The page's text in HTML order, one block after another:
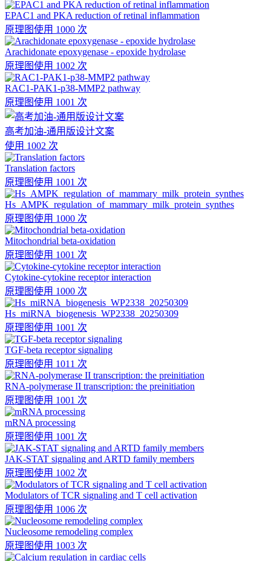
EPAC1 and PKA reduction of retinal inflammation
原理图使用 1000 次
Arachidonate epoxygenase - epoxide hydrolase
原理图使用 1002 次
RAC1-PAK1-p38-MMP2 pathway
原理图使用 1001 次
高考加油-通用版设计文案
使用 1002 次
Translation factors
原理图使用 1001 次
Hs_AMPK_regulation_of_mammary_milk_protein_synthes
原理图使用 1000 次
Mitochondrial beta-oxidation
原理图使用 1001 次
Cytokine-cytokine receptor interaction
原理图使用 1000 次
Hs_miRNA_biogenesis_WP2338_20250309
原理图使用 1001 次
TGF-beta receptor signaling
原理图使用 1011 次
RNA-polymerase II transcription: the preinitiation
原理图使用 1001 次
mRNA processing
原理图使用 1001 次
JAK-STAT signaling and ARTD family members
原理图使用 1002 次
Modulators of TCR signaling and T cell activation
原理图使用 1006 次
Nucleosome remodeling complex
原理图使用 1003 次